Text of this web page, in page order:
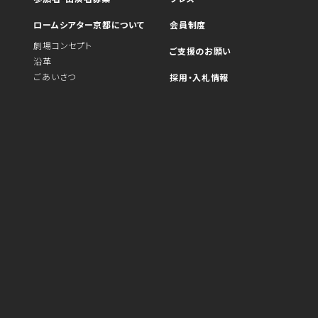
ロームシアター京都について
劇場コンセプト
沿革
ごあいさつ
会員制度
ご支援のお願い
採用・入札情報